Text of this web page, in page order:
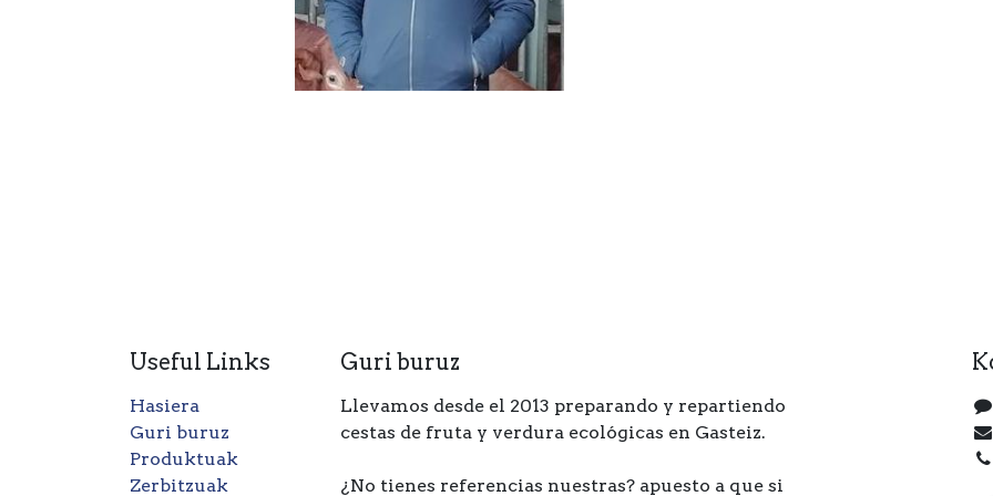
Useful Links
Hasiera
Guri buruz
Produktuak
Zerbitzuak
Guri buruz
Llevamos desde el 2013 preparando y repartiendo
cestas de fruta y verdura ecológicas en Gasteiz.
¿No tienes referencias nuestras? apuesto a que si